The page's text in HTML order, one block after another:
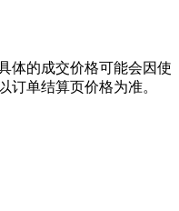
体的成交价格可能会因使
订单结算页价格为准。